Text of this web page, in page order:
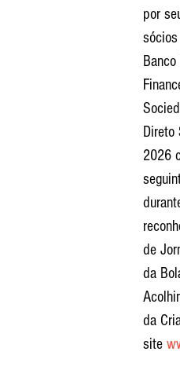
por
2026
de
da
da
site